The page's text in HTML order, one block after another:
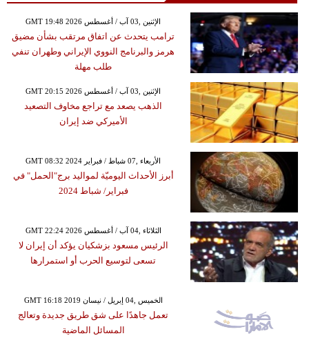
GMT 19:48 2026 الإثنين ,03 آب / أغسطس
ترامب يتحدث عن اتفاق مرتقب بشأن مضيق
هرمز والبرنامج النووي الإيراني وطهران تنفي
طلب مهلة
GMT 20:15 2026 الإثنين ,03 آب / أغسطس
الذهب يصعد مع تراجع مخاوف التصعيد
الأميركي ضد إيران
GMT 08:32 2024 الأربعاء ,07 شباط / فبراير
أبرز الأحداث اليوميّة لمواليد برج"الحمل" في
فبراير/ شباط 2024
GMT 22:24 2026 الثلاثاء ,04 آب / أغسطس
الرئيس مسعود بزشكيان يؤكد أن إيران لا
تسعى لتوسيع الحرب أو استمرارها
GMT 16:18 2019 الخميس ,04 إبريل / نيسان
تعمل جاهدًا على شق طريق جديدة وتعالج
المسائل الماضية